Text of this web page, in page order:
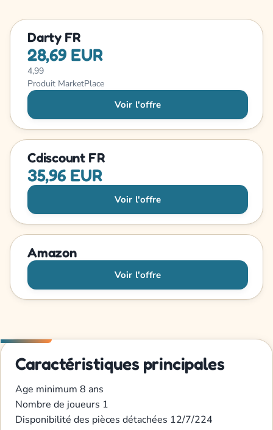
Darty FR
28,69 EUR
4,99
Produit MarketPlace
Voir l'offre
Cdiscount FR
35,96 EUR
Voir l'offre
Amazon
Voir l'offre
Caractéristiques principales
Age minimum 8 ans
Nombre de joueurs 1
Disponibilité des pièces détachées 12/7/224